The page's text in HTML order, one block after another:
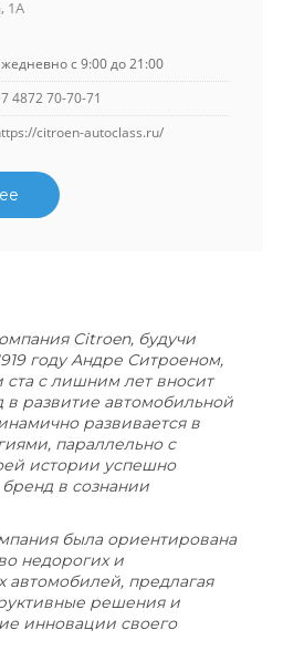
1А
с 9:00 до 21:00
4872 70-70-71
citroen-autoclass.ru/
Citroen, будучи
году Андре Ситроеном,
ста с лишним лет вносит
в развитие автомобильной
развивается в
параллельно с
истории успешно
в сознании
была ориентирована
недорогих и
автомобилей, предлагая
решения и
инновации своего